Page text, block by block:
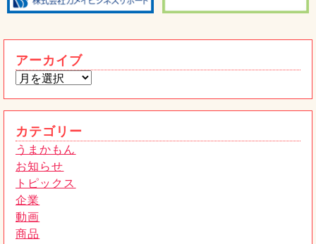
すましメール」にご注意ください
2026年01月6日
2025年11月28日
アーカイブ
カテゴリー
うまかもん
お知らせ
トピックス
企業
動画
商品